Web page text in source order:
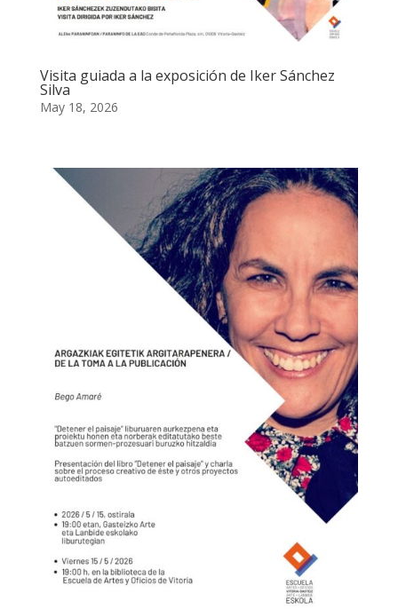
Visita guiada a la exposición de Iker Sánchez
Silva
May 18, 2026